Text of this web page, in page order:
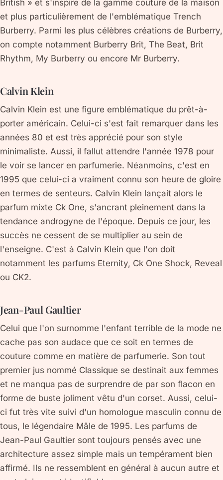
British » et s'inspire de la gamme couture de la maison
et plus particulièrement de l'emblématique Trench
Burberry. Parmi les plus célèbres créations de Burberry,
on compte notamment Burberry Brit, The Beat, Brit
Rhythm, My Burberry ou encore Mr Burberry.
Calvin Klein
Calvin Klein est une figure emblématique du prêt-à-
porter américain. Celui-ci s'est fait remarquer dans les
années 80 et est très apprécié pour son style
minimaliste. Aussi, il fallut attendre l'année 1978 pour
le voir se lancer en parfumerie. Néanmoins, c'est en
1995 que celui-ci a vraiment connu son heure de gloire
en termes de senteurs. Calvin Klein lançait alors le
parfum mixte Ck One, s'ancrant pleinement dans la
tendance androgyne de l'époque. Depuis ce jour, les
succès ne cessent de se multiplier au sein de
l'enseigne. C'est à Calvin Klein que l'on doit
notamment les parfums Eternity, Ck One Shock, Reveal
ou CK2.
Jean-Paul Gaultier
Celui que l'on surnomme l'enfant terrible de la mode ne
cache pas son audace que ce soit en termes de
couture comme en matière de parfumerie. Son tout
premier jus nommé Classique se destinait aux femmes
et ne manqua pas de surprendre de par son flacon en
forme de buste joliment vêtu d'un corset. Aussi, celui-
ci fut très vite suivi d'un homologue masculin connu de
tous, le légendaire Mâle de 1995. Les parfums de
Jean-Paul Gaultier sont toujours pensés avec une
architecture assez simple mais un tempérament bien
affirmé. Ils ne ressemblent en général à aucun autre et